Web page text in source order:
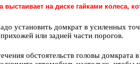
на диске гайками колеса,
установить домкрат в усиленных
или задней части порогов.
обстоятельств головы домкрата